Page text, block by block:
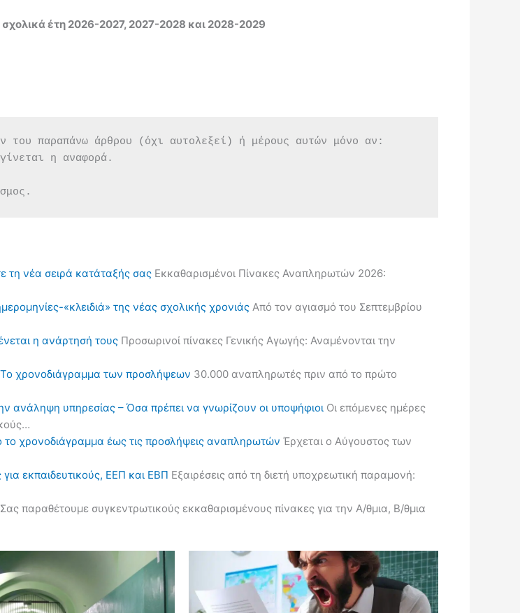
έτη 2026-2027, 2027-2028 και 2028-2029
του παραπάνω άρθρου (όχι αυτολεξεί) ή μέρους αυτών μόνο αν:
η αναφορά.
τη νέα σειρά κατάταξής σας Εκκαθαρισμένοι Πίνακες Αναπληρωτών 2026:
«κλειδιά» της νέας σχολικής χρονιάς Από τον αγιασμό του Σεπτεμβρίου
η ανάρτησή τους Προσωρινοί πίνακες Γενικής Αγωγής: Αναμένονται την
χρονοδιάγραμμα των προσλήψεων 30.000 αναπληρωτές πριν από το πρώτο
ανάληψη υπηρεσίας – Όσα πρέπει να γνωρίζουν οι υποψήφιοι Οι επόμενες ημέρες
το χρονοδιάγραμμα έως τις προσλήψεις αναπληρωτών Έρχεται ο Αύγουστος των
για εκπαιδευτικούς, ΕΕΠ και ΕΒΠ Εξαιρέσεις από τη διετή υποχρεωτική παραμονή:
Σας παραθέτουμε συγκεντρωτικούς εκκαθαρισμένους πίνακες για την Α/θμια, Β/θμια